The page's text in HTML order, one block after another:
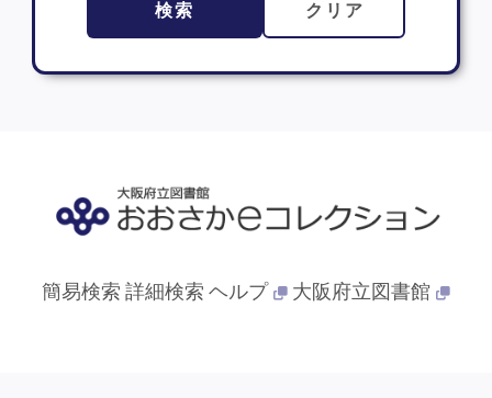
検索 クリア
簡易検索 詳細検索 ヘルプ 大阪府立図書館